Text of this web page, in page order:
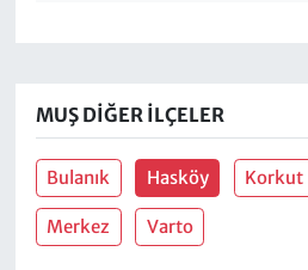
MUŞ DIĞER İLÇELER
Bulanık Hasköy Korkut
Merkez Varto